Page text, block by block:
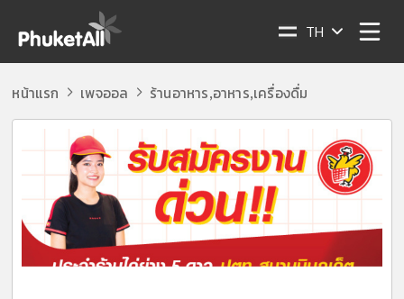
TH
หน้าแรก เพจออล ร้านอาหาร,อาหาร,เครื่องดื่ม